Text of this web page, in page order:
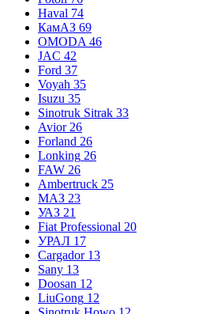
Haval 74
КамАЗ 69
OMODA 46
JAC 42
Ford 37
Voyah 35
Isuzu 35
Sinotruk Sitrak 33
Avior 26
Forland 26
Lonking 26
FAW 26
Ambertruck 25
МАЗ 23
УАЗ 21
Fiat Professional 20
УРАЛ 17
Cargador 13
Sany 13
Doosan 12
LiuGong 12